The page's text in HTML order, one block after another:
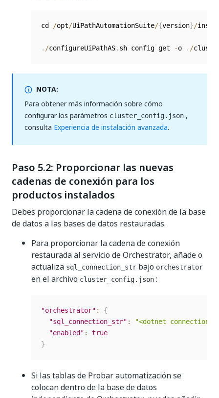
cd /opt/UiPathAutomationSuite/{version}/
. /configureUiPathAS. sh config get -o . /
NOTA:
Para obtener más información sobre cómo
configurar los parámetros cluster_config.json ,
consulta Experiencia de instalación avanzada.
Paso 5.2: Proporcionar las nuevas
cadenas de conexión para los
productos instalados
Debes proporcionar la cadena de conexión de la base
de datos a las bases de datos restauradas.
Para proporcionar la cadena de conexión
restaurada al servicio de Orchestrator, añade o
actualiza sql_connection_str bajo orchestrator
en el archivo cluster_config.json :
"orchestrator" :
{
"sql_connection_str" :
"<dotnet connection
"enabled" :
true
}
Si las tablas de Probar automatización se
colocan dentro de la base de datos